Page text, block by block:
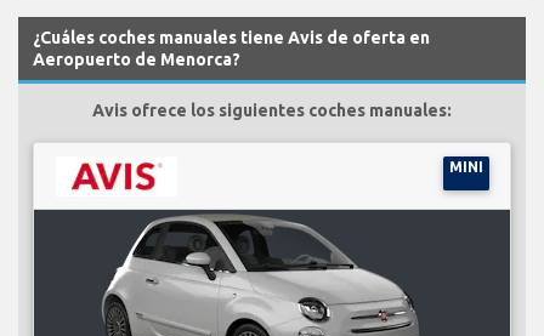
¿Cuáles coches manuales tiene Avis de oferta en
Aeropuerto de Menorca?
Avis ofrece los siguientes coches manuales:
MINI